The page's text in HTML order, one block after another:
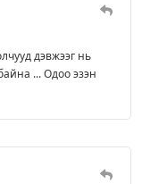
дэвжээг нь
... Одоо эзэн